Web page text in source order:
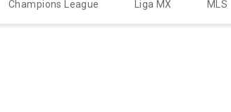
Champions League Liga MX MLS